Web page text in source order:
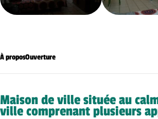
À proposOuverture
Maison de ville située au
ville comprenant plusieurs